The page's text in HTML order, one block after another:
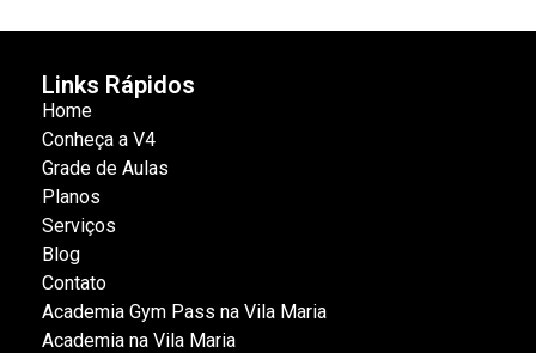
Links Rápidos
Home
Conheça a V4
Grade de Aulas
Planos
Serviços
Blog
Contato
Academia Gym Pass na Vila Maria
Academia na Vila Maria